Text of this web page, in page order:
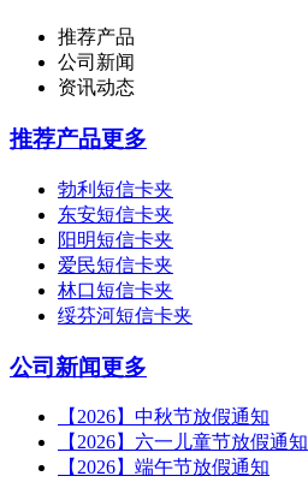
推荐产品
公司新闻
资讯动态
推荐产品更多
勃利短信卡夹
东安短信卡夹
阳明短信卡夹
爱民短信卡夹
林口短信卡夹
绥芬河短信卡夹
公司新闻更多
【2026】中秋节放假通知
【2026】六一儿童节放假通知
【2026】端午节放假通知